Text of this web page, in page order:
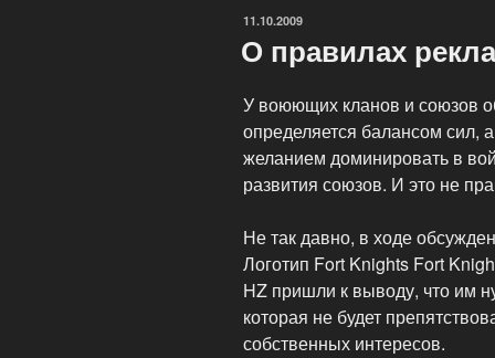
MmoRpg!»
ОПУБЛИКОВАНО
11.10.2009
О правилах
У воюющих кланов и союзов
определяется балансом сил,
желанием доминировать в
развития союзов. И это не
Не так давно, в ходе
Логотип Fort Knights Fort
HZ пришли к выводу, что им
которая не будет
собственных интересов.